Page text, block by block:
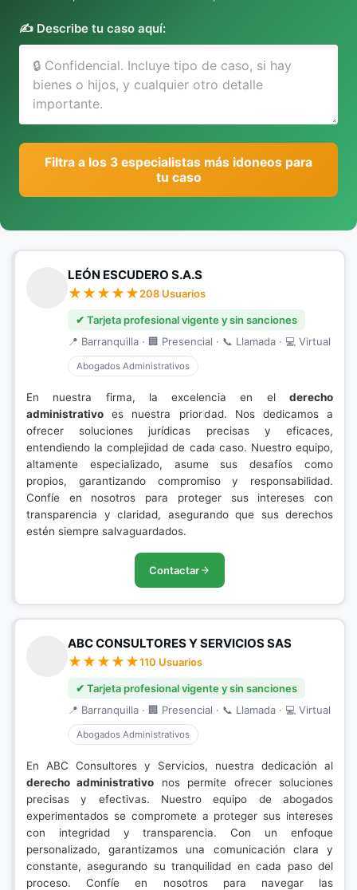
✍️ Describe tu caso aquí:
Filtra a los 3 especialistas más idoneos para
tu caso
LEÓN ESCUDERO S.A.S
208 Usuarios
✔ Tarjeta profesional vigente y sin sanciones
📍 Barranquilla · 🏢 Presencial · 📞 Llamada · 💻 Virtual
Abogados Administrativos
En nuestra firma, la excelencia en el derecho
administrativo es nuestra prioridad. Nos dedicamos a
ofrecer soluciones jurídicas precisas y eficaces,
entendiendo la complejidad de cada caso. Nuestro equipo,
altamente especializado, asume sus desafíos como
propios, garantizando compromiso y responsabilidad.
Confíe en nosotros para proteger sus intereses con
transparencia y claridad, asegurando que sus derechos
estén siempre salvaguardados.
Contactar
ABC CONSULTORES Y SERVICIOS SAS
110 Usuarios
✔ Tarjeta profesional vigente y sin sanciones
📍 Barranquilla · 🏢 Presencial · 📞 Llamada · 💻 Virtual
Abogados Administrativos
En ABC Consultores y Servicios, nuestra dedicación al
derecho administrativo nos permite ofrecer soluciones
precisas y efectivas. Nuestro equipo de abogados
experimentados se compromete a proteger sus intereses
con integridad y transparencia. Con un enfoque
personalizado, garantizamos una comunicación clara y
constante, asegurando su tranquilidad en cada paso del
proceso. Confíe en nosotros para navegar las